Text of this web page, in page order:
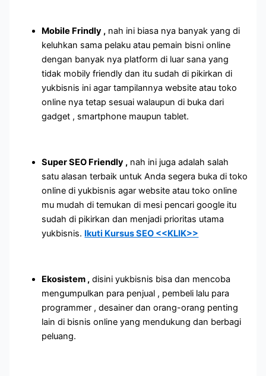
Mobile Frindly , nah ini biasa nya banyak yang di
keluhkan sama pelaku atau pemain bisni online
dengan banyak nya platform di luar sana yang
tidak mobily friendly dan itu sudah di pikirkan di
yukbisnis ini agar tampilannya website atau toko
online nya tetap sesuai walaupun di buka dari
gadget , smartphone maupun tablet.
Super SEO Friendly , nah ini juga adalah salah
satu alasan terbaik untuk Anda segera buka di toko
online di yukbisnis agar website atau toko online
mu mudah di temukan di mesi pencari google itu
sudah di pikirkan dan menjadi prioritas utama
yukbisnis. Ikuti Kursus SEO <<KLIK>>
Ekosistem , disini yukbisnis bisa dan mencoba
mengumpulkan para penjual , pembeli lalu para
programmer , desainer dan orang-orang penting
lain di bisnis online yang mendukung dan berbagi
peluang.